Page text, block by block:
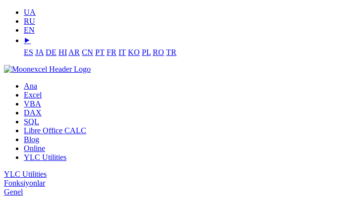
UA
RU
EN
⯈
ES JA DE HI AR CN PT FR IT KO PL RO TR
Ana
Excel
VBA
DAX
SQL
Libre Office CALC
Blog
Online
YLC Utilities
YLC Utilities
Fonksiyonlar
Genel